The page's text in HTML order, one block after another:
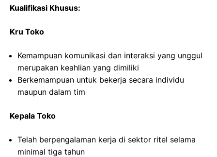
Kualifikasi Khusus:
Kru Toko
Kemampuan komunikasi dan interaksi yang unggul
merupakan keahlian yang dimiliki
Berkemampuan untuk bekerja secara individu
maupun dalam tim
Kepala Toko
Telah berpengalaman kerja di sektor ritel selama
minimal tiga tahun